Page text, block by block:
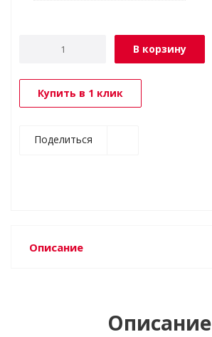
В корзину
Купить в 1 клик
Поделиться
Описание
Описание